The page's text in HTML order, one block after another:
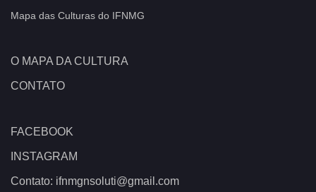
Mapa das Culturas do IFNMG
O MAPA DA CULTURA
CONTATO
FACEBOOK
INSTAGRAM
Contato: ifnmgnsoluti@gmail.com